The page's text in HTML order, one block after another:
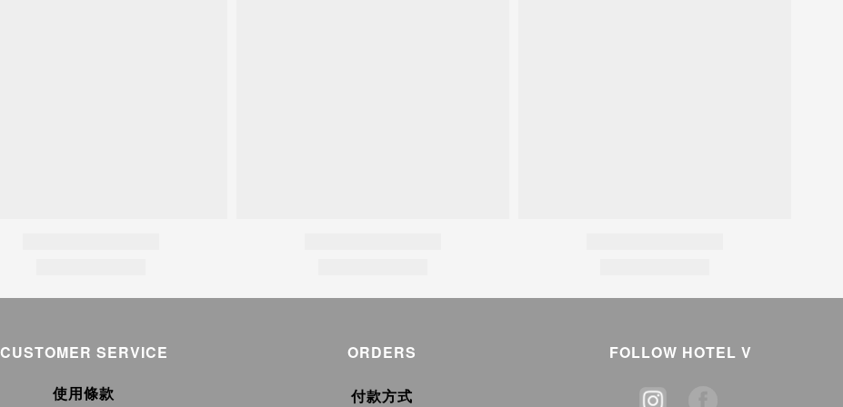
CUSTOMER SERVICE
使用條款
ORDERS
付款方式
FOLLOW HOTEL V